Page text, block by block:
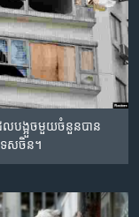
ល​បង្អួច​មួយ​ចំនួន​បាន​
េស​ចិន។